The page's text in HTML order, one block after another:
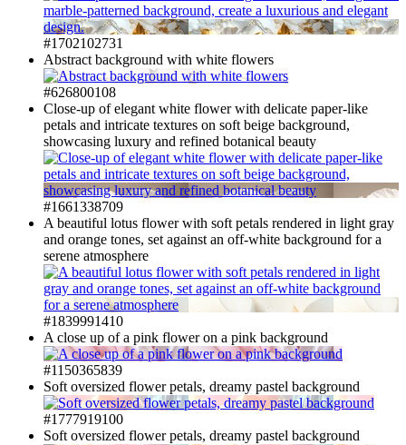
#1702102731
Abstract background with white flowers
#626800108
Close-up of elegant white flower with delicate paper-like
petals and intricate textures on soft beige background,
showcasing luxury and refined botanical beauty
#1661338709
A beautiful lotus flower with soft petals rendered in light gray
and orange tones, set against an off-white background for a
serene atmosphere
#1839991410
A close up of a pink flower on a pink background
#1150365839
Soft oversized flower petals, dreamy pastel background
#1777919100
Soft oversized flower petals, dreamy pastel background